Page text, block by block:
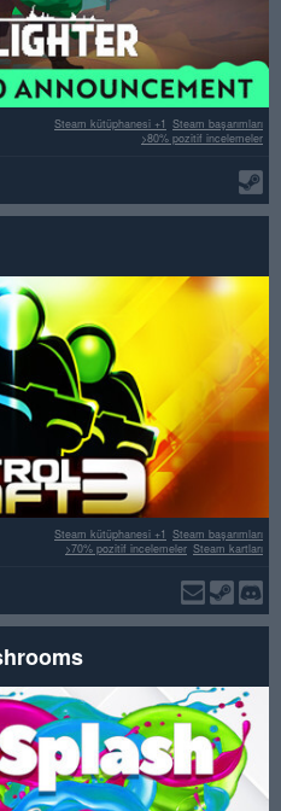
Steam başarımları
Steam kütüphanesi +1
>80% pozitif incelemeler
Steam başarımları
Steam kütüphanesi +1
Steam kartları
>70% pozitif incelemeler